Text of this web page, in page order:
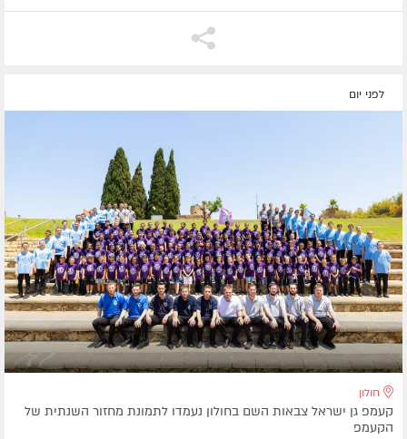
לפני יום
חולון
קעמפ גן ישראל צבאות השם בחולון נעמדו לתמונת מחזור השנתית של
הקעמפ